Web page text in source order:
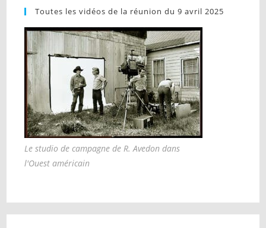
Toutes les vidéos de la réunion du 9 avril 2025
Le studio de campagne de R. Avedon dans
l'Ouest américain